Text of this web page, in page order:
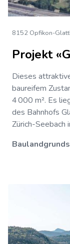
8152 Opfikon-
Projekt
Dieses
baureifem
4 000 m². Es
des Bahnhofs
Zürich-Seebach